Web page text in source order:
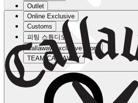
Outlet
Online Exclusive
Customs
피팅 스튜디오
Callaway Exclusive Store
TEAM CALLAWAY